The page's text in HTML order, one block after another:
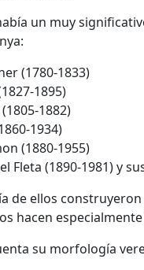
había un muy
(1780-1833)
1895)
1882)
1934)
(1880-1955)
Fleta (1890-1981) y
de ellos
hacen
su morfología